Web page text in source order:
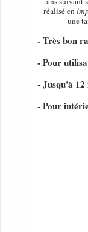
réalisé en
une
- Très bon
- Pour
- Jusqu'à 12
- Pour